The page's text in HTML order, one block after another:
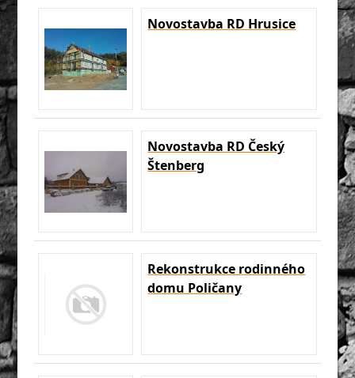
Novostavba RD Hrusice
Novostavba RD Český
Štenberg
Rekonstrukce rodinného
domu Poličany